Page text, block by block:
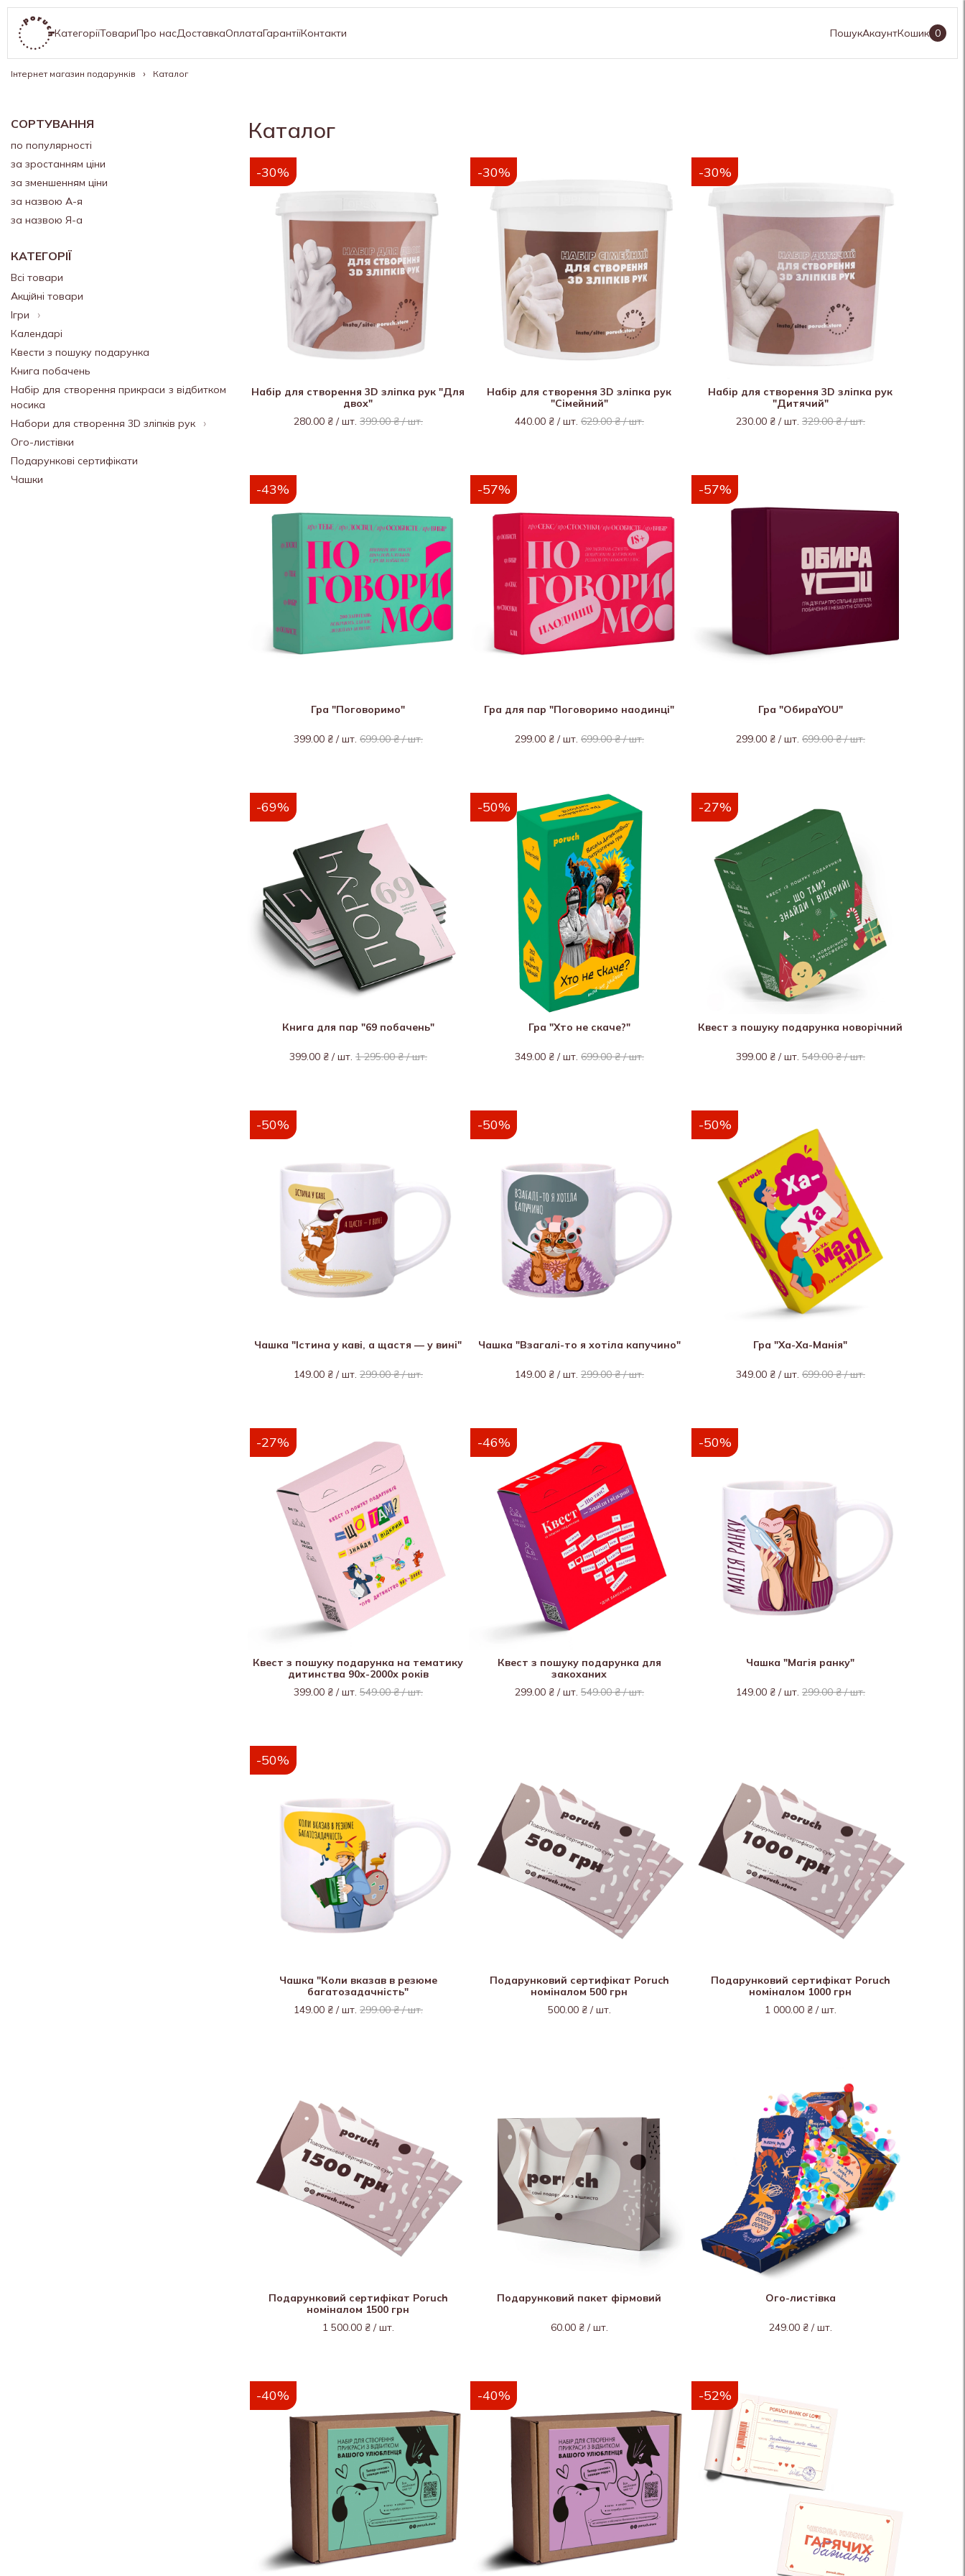
КатегоріїТовариПро насДоставкаОплатаГарантіїКонтакти ПошукАкаунтКошик 0
Інтернет магазин подарунків Каталог
СОРТУВАННЯ
по популярності
за зростанням ціни
за зменшенням ціни
за назвою А-я
за назвою Я-а
КАТЕГОРІЇ
Всі товари
Акційні товари
Ігри
Календарі
Квести з пошуку подарунка
Книга побачень
Набір для створення прикраси з відбитком
носика
Набори для створення 3D зліпків рук
Ого-листівки
Подарункові сертифікати
Чашки
Каталог
-30%
Набір для створення 3D зліпка рук "Для
двох"
280.00 ₴ / шт. 399.00 ₴ / шт.
-30%
Набір для створення 3D зліпка рук
"Сімейний"
440.00 ₴ / шт. 629.00 ₴ / шт.
-30%
Набір для створення 3D зліпка рук
"Дитячий"
230.00 ₴ / шт. 329.00 ₴ / шт.
-43%
Гра "Поговоримо"
399.00 ₴ / шт. 699.00 ₴ / шт.
-57%
Гра для пар "Поговоримо наодинці"
299.00 ₴ / шт. 699.00 ₴ / шт.
-57%
Гра "ОбираYOU"
299.00 ₴ / шт. 699.00 ₴ / шт.
-69%
Книга для пар "69 побачень"
399.00 ₴ / шт. 1 295.00 ₴ / шт.
-50%
Гра "Хто не скаче?"
349.00 ₴ / шт. 699.00 ₴ / шт.
-27%
Квест з пошуку подарунка новорічний
399.00 ₴ / шт. 549.00 ₴ / шт.
-50%
Чашка "Істина у каві, а щастя — у вині"
149.00 ₴ / шт. 299.00 ₴ / шт.
-50%
Чашка "Взагалі-то я хотіла капучино"
149.00 ₴ / шт. 299.00 ₴ / шт.
-50%
Гра "Ха-Ха-Манія"
349.00 ₴ / шт. 699.00 ₴ / шт.
-27%
Квест з пошуку подарунка на тематику
дитинства 90х-2000х років
399.00 ₴ / шт. 549.00 ₴ / шт.
-46%
Квест з пошуку подарунка для
закоханих
299.00 ₴ / шт. 549.00 ₴ / шт.
-50%
Чашка "Магія ранку"
149.00 ₴ / шт. 299.00 ₴ / шт.
-50%
Чашка "Коли вказав в резюме
багатозадачність"
149.00 ₴ / шт. 299.00 ₴ / шт.
Подарунковий сертифікат Poruch
номіналом 500 грн
500.00 ₴ / шт.
Подарунковий сертифікат Poruch
номіналом 1000 грн
1 000.00 ₴ / шт.
Подарунковий сертифікат Poruch
номіналом 1500 грн
1 500.00 ₴ / шт.
Подарунковий пакет фірмовий
60.00 ₴ / шт.
Ого-листівка
249.00 ₴ / шт.
-40% -40% -52%